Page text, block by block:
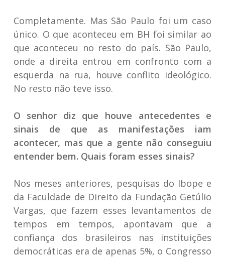
Completamente. Mas São Paulo foi um caso
único. O que aconteceu em BH foi similar ao
que aconteceu no resto do país. São Paulo,
onde a direita entrou em confronto com a
esquerda na rua, houve conflito ideológico.
No resto não teve isso.
O senhor diz que houve antecedentes e
sinais de que as manifestações iam
acontecer, mas que a gente não conseguiu
entender bem. Quais foram esses sinais?
Nos meses anteriores, pesquisas do Ibope e
da Faculdade de Direito da Fundação Getúlio
Vargas, que fazem esses levantamentos de
tempos em tempos, apontavam que a
confiança dos brasileiros nas instituições
democráticas era de apenas 5%, o Congresso